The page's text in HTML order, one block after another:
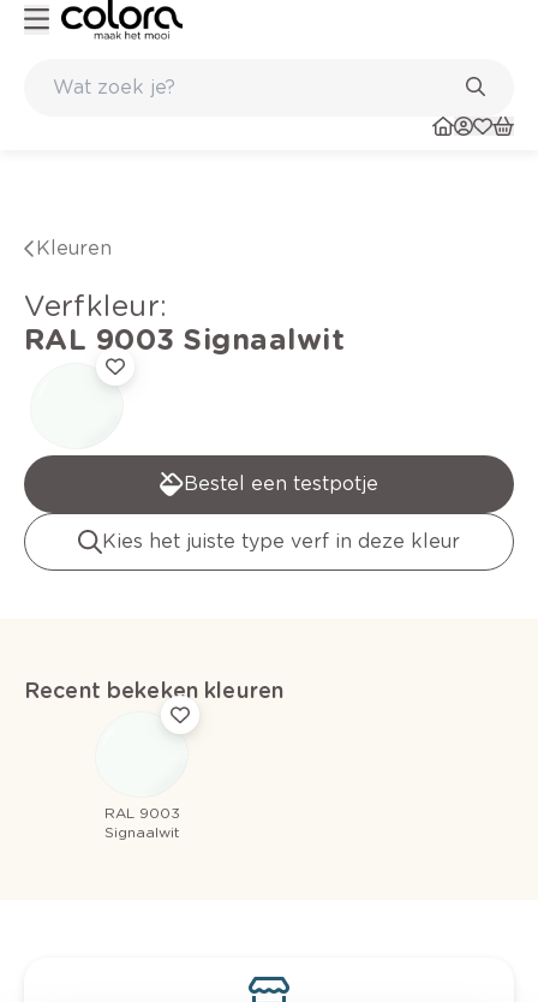
Kleuren
verfkleur:
RAL 9003 Signaalwit
Bestel een testpotje
Kies het juiste type verf in deze kleur
Recent bekeken kleuren
RAL 9003
Signaalwit